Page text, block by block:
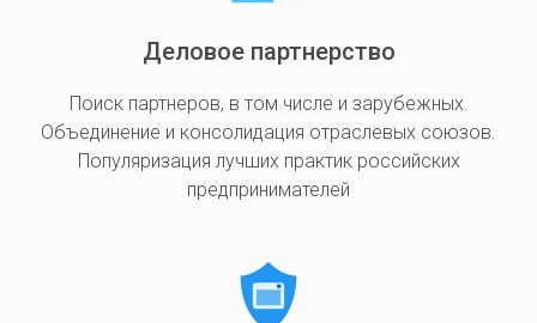
Деловое партнерство
Поиск партнеров, в том числе и зарубежных.
Объединение и консолидация отраслевых союзов.
Популяризация лучших практик российских
предпринимателей